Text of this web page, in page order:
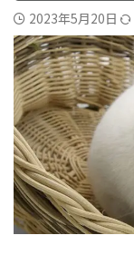
2023年5月20日